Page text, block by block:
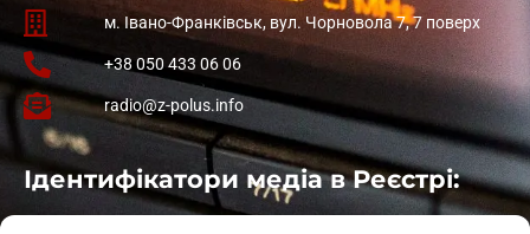
м. Івано-Франківськ, вул. Чорновола 7, 7 поверх
+38 050 433 06 06
radio@z-polus.info
Ідентифікатори медіа в Реєстрі: